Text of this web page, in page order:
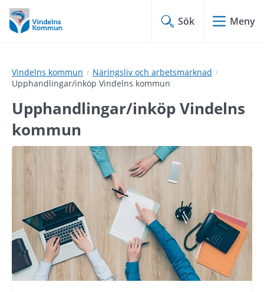
Hoppa
till
innehåll
Hoppa
till
undermeny
Sök Meny
Vindelns kommun
Näringsliv och arbetsmarknad
Upphandlingar/inköp Vindelns kommun
Upphandlingar/inköp Vindelns
kommun